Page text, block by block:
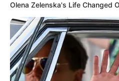
Magyar Péter nagy
jöhetne a duplázás
Olena Zelenska's Life Changed